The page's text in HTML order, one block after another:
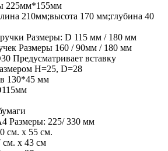
225мм*155мм
210мм;высота 170 мм;глубина 40
Размеры: D 115 мм / 180 мм
Размеры 160 / 90мм / 180 мм
Предусматривает вставку
H=25, D=28
130*45 мм
Размеры: 225/ 330 мм
см. х 55 см.
см. х 43 см